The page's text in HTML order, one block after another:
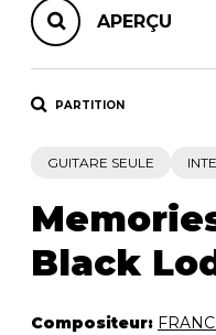
APERÇU
PARTITION
GUITARE SEULE
Black
Compositeur: